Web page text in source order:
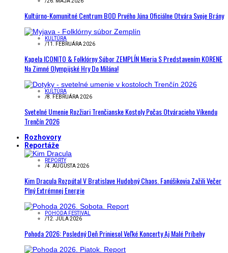
Kultúrno-Komunitné Centrum BOD Prvého Júna Oficiálne Otvára Svoje Brány
KULTÚRA
/11. FEBRUÁRA 2026
Kapela ICONITO & Folklórny Súbor ZEMPLÍN Mieria S Predstavením KORENE
Na Zimné Olympijské Hry Do Milána!
KULTÚRA
/8. FEBRUÁRA 2026
Svetelné Umenie Rozžiari Trenčianske Kostoly Počas Otváracieho Víkendu
Trenčín 2026
Rozhovory
Reportáže
REPORTY
/4. AUGUSTA 2026
Kim Dracula Rozpútal V Bratislave Hudobný Chaos. Fanúšikovia Zažili Večer
Plný Extrémnej Energie
POHODA FESTIVAL
/12. JÚLA 2026
Pohoda 2026: Posledný Deň Priniesol Veľké Koncerty Aj Malé Príbehy